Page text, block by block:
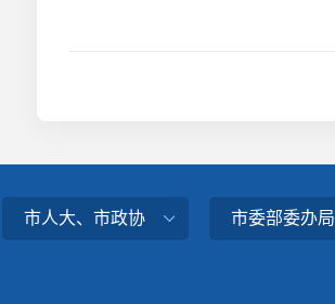
市人大、市政协 市委部委办局